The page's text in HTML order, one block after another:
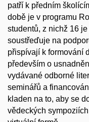
patří k předním
době je v programu
studentů, z nichž 16
soustřeďuje na
přispívají k formování
především o
vydávané odborné
seminářů a
kladen na to, aby se
vědeckých